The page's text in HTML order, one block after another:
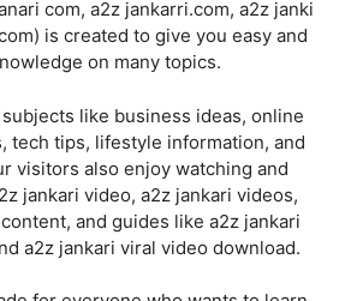
com, a2z jankarri.com, a2z janki
is created to give you easy and
on many topics.
like business ideas, online
tech tips, lifestyle information, and
visitors also enjoy watching and
jankari video, a2z jankari videos,
and guides like a2z jankari
a2z jankari viral video download.